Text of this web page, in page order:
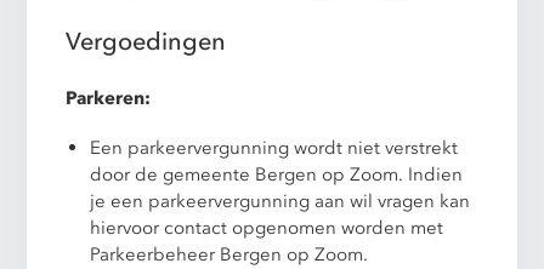
Vergoedingen
Parkeren:
Een parkeervergunning wordt niet verstrekt
door de gemeente Bergen op Zoom. Indien
je een parkeervergunning aan wil vragen kan
hiervoor contact opgenomen worden met
Parkeerbeheer Bergen op Zoom.